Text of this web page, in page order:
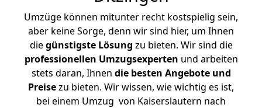
Umzüge können mitunter recht kostspielig sein,
aber keine Sorge, denn wir sind hier, um Ihnen
diegünstigste Lösung zu bieten. Wir sind die
professionellen Umzugsexperten und arbeiten
stets daran, Ihnen die besten Angebote und
Preisezu bieten. Wir wissen, wie wichtig es ist,
bei einem Umzug von Kaiserslautern nach